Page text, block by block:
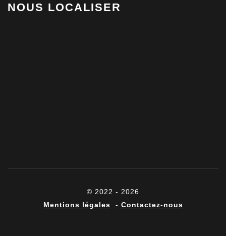
NOUS LOCALISER
© 2022 - 2026
Mentions légales - Contactez-nous